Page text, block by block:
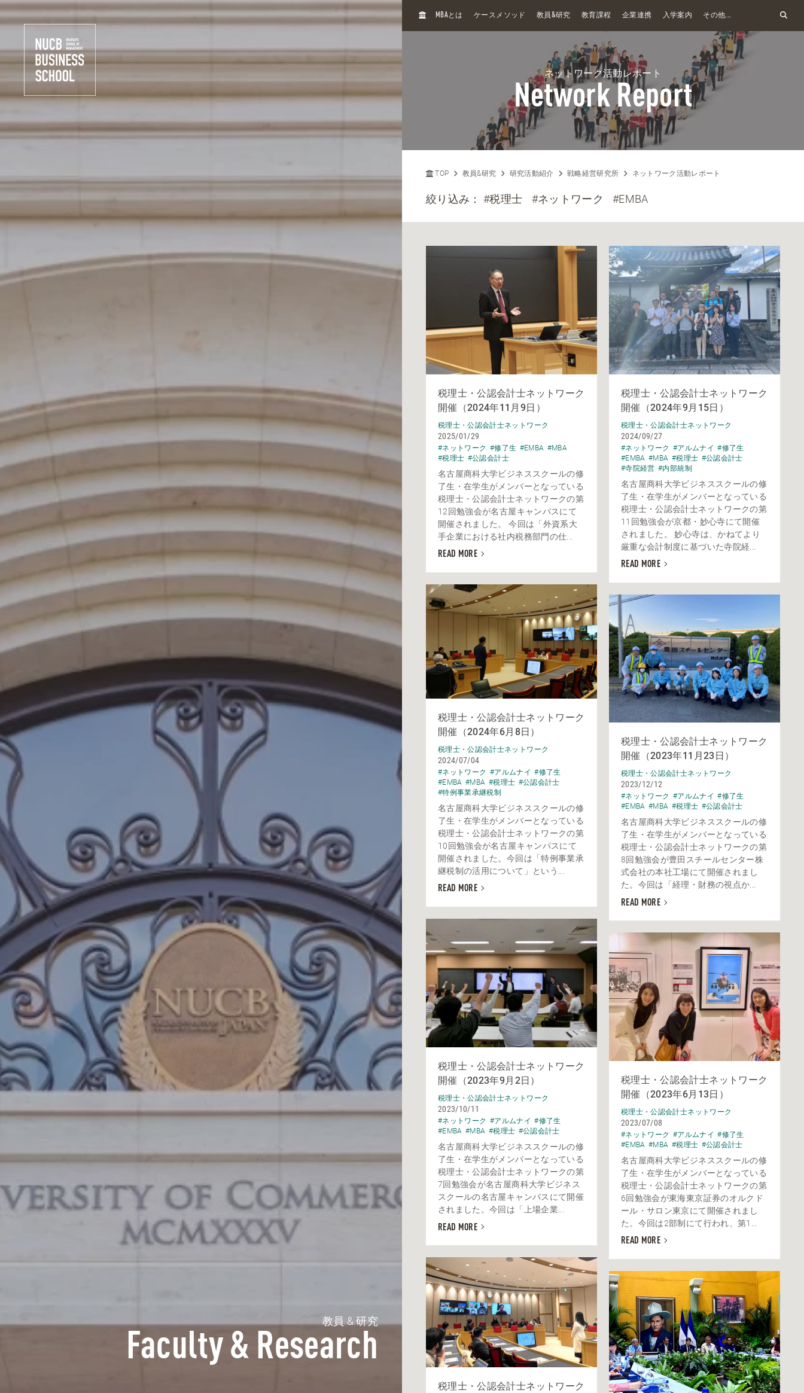
教員 & 研究
Faculty & Research
H
MBAとは ケースメソッド 教員&研究 教育課程 企業連携 入学案内 その他...
ネットワーク活動レポート
Network Report
TOP 教員&研究 研究活動紹介 戦略経営研究所 ネットワーク活動レポート
絞り込み：#税理士 #ネットワーク #EMBA
税理士・公認会計士ネットワーク
開催（2024年11月9日）
税理士・公認会計士ネットワーク
2025/01/29
#ネットワーク #修了生 #EMBA #MBA
#税理士 #公認会計士
名古屋商科大学ビジネススクールの修
了生・在学生がメンバーとなっている
税理士・公認会計士ネットワークの第
12回勉強会が名古屋キャンパスにて
開催されました。 今回は「外資系大
手企業における社内税務部門の仕...
READ MORE
税理士・公認会計士ネットワーク
開催（2024年9月15日）
税理士・公認会計士ネットワーク
2024/09/27
#ネットワーク #アルムナイ #修了生
#EMBA #MBA #税理士 #公認会計士
#寺院経営 #内部統制
名古屋商科大学ビジネススクールの修
了生・在学生がメンバーとなっている
税理士・公認会計士ネットワークの第
11回勉強会が京都・妙心寺にて開催
されました。 妙心寺は、かねてより
厳重な会計制度に基づいた寺院経...
READ MORE
税理士・公認会計士ネットワーク
開催（2024年6月8日）
税理士・公認会計士ネットワーク
2024/07/04
#ネットワーク #アルムナイ #修了生
#EMBA #MBA #税理士 #公認会計士
#特例事業承継税制
名古屋商科大学ビジネススクールの修
了生・在学生がメンバーとなっている
税理士・公認会計士ネットワークの第
10回勉強会が名古屋キャンパスにて
開催されました。今回は「特例事業承
継税制の活用について」という...
READ MORE
税理士・公認会計士ネットワーク
開催（2023年11月23日）
税理士・公認会計士ネットワーク
2023/12/12
#ネットワーク #アルムナイ #修了生
#EMBA #MBA #税理士 #公認会計士
名古屋商科大学ビジネススクールの修
了生・在学生がメンバーとなっている
税理士・公認会計士ネットワークの第
8回勉強会が豊田スチールセンター株
式会社の本社工場にて開催されまし
た。今回は「経理・財務の視点か...
READ MORE
税理士・公認会計士ネットワーク
開催（2023年9月2日）
税理士・公認会計士ネットワーク
2023/10/11
#ネットワーク #アルムナイ #修了生
#EMBA #MBA #税理士 #公認会計士
名古屋商科大学ビジネススクールの修
了生・在学生がメンバーとなっている
税理士・公認会計士ネットワークの第
7回勉強会が名古屋商科大学ビジネス
スクールの名古屋キャンパスにて開催
されました。今回は「上場企業...
READ MORE
税理士・公認会計士ネットワーク
開催（2023年6月13日）
税理士・公認会計士ネットワーク
2023/07/08
#ネットワーク #アルムナイ #修了生
#EMBA #MBA #税理士 #公認会計士
名古屋商科大学ビジネススクールの修
了生・在学生がメンバーとなっている
税理士・公認会計士ネットワークの第
6回勉強会が東海東京証券のオルクド
ール・サロン東京にて開催されまし
た。今回は2部制にて行われ、第1...
READ MORE
税理士・公認会計士ネットワーク